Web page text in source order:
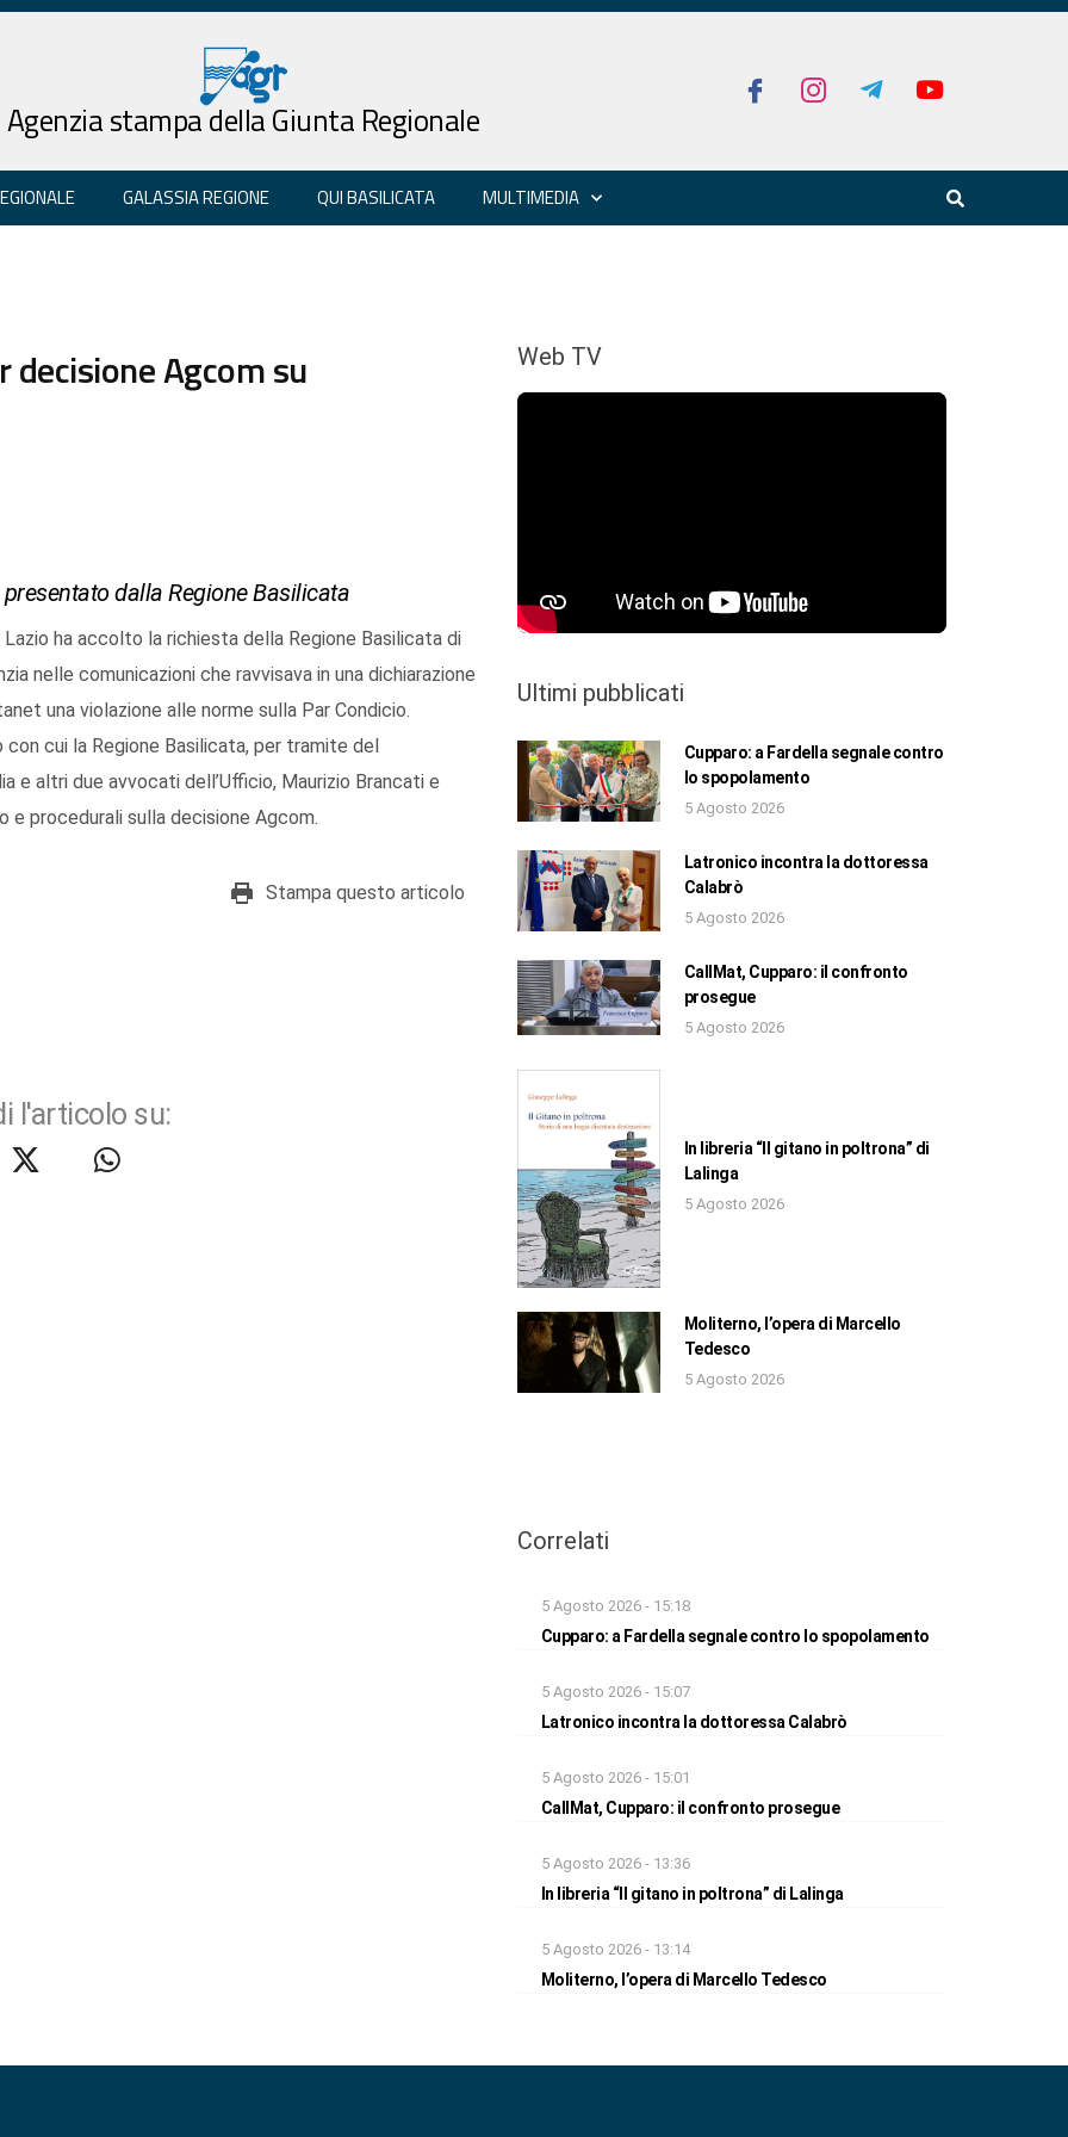
Agenzia stampa della Giunta Regionale
GALASSIA REGIONE QUI BASILICATA MULTIMEDIA
decisione Agcom su
dalla Regione Basilicata
ha accolto la richiesta della Regione Basilicata di
nelle comunicazioni che ravvisava in una dichiarazione
una violazione alle norme sulla Par Condicio.
cui la Regione Basilicata, per tramite del
e altri due avvocati dell’Ufficio, Maurizio Brancati e
e procedurali sulla decisione Agcom.
Stampa questo articolo
l'articolo su:
Web TV
Ultimi pubblicati
Cupparo: a Fardella segnale contro
lo spopolamento
5 Agosto 2026
Latronico incontra la dottoressa
Calabrò
5 Agosto 2026
CallMat, Cupparo: il confronto
prosegue
5 Agosto 2026
In libreria “Il gitano in poltrona” di
Lalinga
5 Agosto 2026
Moliterno, l’opera di Marcello
Tedesco
5 Agosto 2026
Correlati
5 Agosto 2026 - 15:18
Cupparo: a Fardella segnale contro lo spopolamento
5 Agosto 2026 - 15:07
Latronico incontra la dottoressa Calabrò
5 Agosto 2026 - 15:01
CallMat, Cupparo: il confronto prosegue
5 Agosto 2026 - 13:36
In libreria “Il gitano in poltrona” di Lalinga
5 Agosto 2026 - 13:14
Moliterno, l’opera di Marcello Tedesco